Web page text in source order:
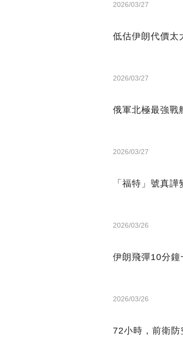
2026/03/27
低估伊朗代價太
2026/03/27
俄軍北極最強戰
2026/03/27
「福特」號真
2026/03/26
伊朗飛彈10分
2026/03/26
72小時，前衛